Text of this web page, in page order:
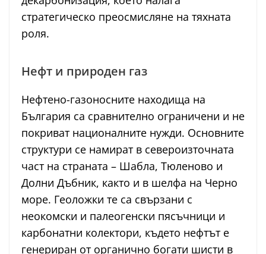
стратегическо преосмисляне на тяхната
роля.
Нефт и природен газ
Нефтено-газоносните находища на
България са сравнително ограничени и не
покриват националните нужди. Основните
структури се намират в североизточната
част на страната – Шабла, Тюленово и
Долни Дъбник, както и в шелфа на Черно
море. Геоложки те са свързани с
неокомски и палеогенски пясъчници и
карбонатни колектори, където нефтът е
генериран от органично богати шисти в